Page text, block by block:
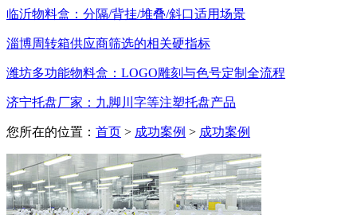
临沂物料盒：分隔/背挂/堆叠/斜口适用场景
淄博周转箱供应商筛选的相关硬指标
潍坊多功能物料盒：LOGO雕刻与色号定制全流程
济宁托盘厂家：九脚川字等注塑托盘产品
您所在的位置： 首页 > 成功案例 > 成功案例